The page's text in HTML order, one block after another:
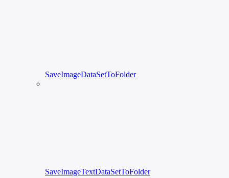
SaveImageDataSetToFolder
SaveImageTextDataSetToFolder